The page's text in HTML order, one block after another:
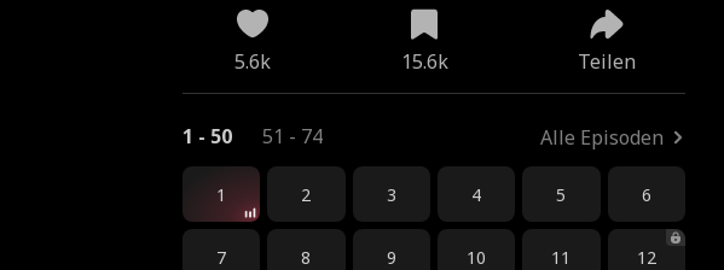
5.6k 15.6k Teilen
1 - 50 51 - 74 Alle Episoden
1 2 3 4 5 6
7 8 9 10 11 12